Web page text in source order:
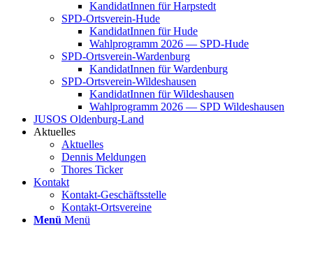
Kan­di­da­tIn­nen für Harp­s­tedt
SPD-Orts­­ver­­ein-Hude
Kan­di­da­tIn­nen für Hude
Wahl­pro­gramm 2026 — SPD-Hude
SPD-Orts­­ver­­ein-War­­den­­burg
Kan­di­da­tIn­nen für War­den­burg
SPD-Orts­­ver­­ein-Wil­­des­hau­­sen
Kan­di­da­tIn­nen für Wil­des­hau­sen
Wahl­pro­gramm 2026 — SPD Wil­des­hau­sen
JUSOS Olden­­burg-Land
Aktu­el­les
Aktu­el­les
Den­nis Mel­dun­gen
Tho­res Ticker
Kon­takt
Kon­­­takt-Geschäfts­­s­tel­­le
Kon­­­takt-Orts­­ver­­ei­­ne
Menü Menü